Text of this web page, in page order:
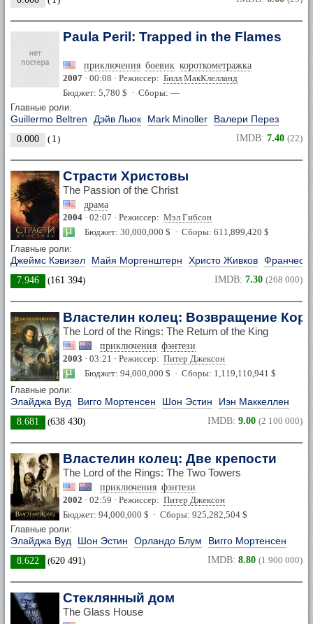
Paula Peril: Trapped in the Flames
приключения боевик короткометражка
2007 · 00:08 · Режиссер: Билл МакКлелланд
Бюджет: 5,780 $ · Сборы: —
Главные роли:
Guillermo Beltren Дэйв Льюк Mark Minoller Валери Перез
0.000 ( 1) IMDB: 7.40 (22)
Страсти Христовы
The Passion of the Christ
драма
2004 · 02:07 · Режиссер: Мэл Гибсон
Бюджет: 30,000,000 $ · Сборы: 611,899,420 $
Главные роли:
Джеймс Кэвизел Майя Моргенштерн Христо Живков
7.946 (161 394) IMDB: 7.30 (268 000)
Властелин колец: Возвращение
The Lord of the Rings: The Return of the King
приключения фэнтези
2003 · 03:21 · Режиссер: Питер Джексон
Бюджет: 94,000,000 $ · Сборы: 1,119,110,941 $
Главные роли:
Элайджа Вуд Вигго Мортенсен Шон Эстин Иэн Маккеллен
8.681 (638 430) IMDB: 9.00 (2 100 000)
Властелин колец: Две крепости
The Lord of the Rings: The Two Towers
приключения фэнтези
2002 · 02:59 · Режиссер: Питер Джексон
Бюджет: 94,000,000 $ · Сборы: 925,282,504 $
Главные роли:
Элайджа Вуд Шон Эстин Орландо Блум Вигго Мортенсен
8.622 (620 491) IMDB: 8.80 (1 900 000)
Стеклянный дом
The Glass House